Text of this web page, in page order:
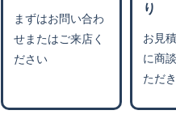
まずはお問い合わ
せまたはご来店く
ださい
り
お見
に商
ただ